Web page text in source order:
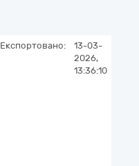
Експортовано:
13-03-
2026,
13:36:10